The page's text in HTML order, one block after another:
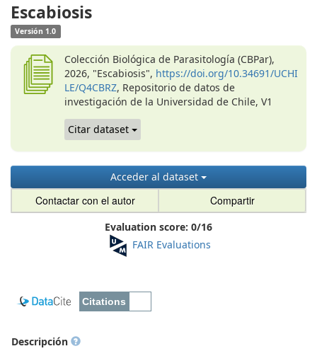
Escabiosis
Versión 1.0
Colección Biológica de Parasitología (CBPar),
2026, "Escabiosis", https://doi.org/10.34691/UCHI
LE/Q4CBRZ, Repositorio de datos de
investigación de la Universidad de Chile, V1
Citar dataset
Acceder al dataset
Contactar con el autor Compartir
Evaluation score: 0/16
FAIR Evaluations
Descripción